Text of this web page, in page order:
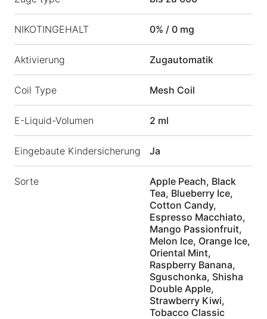
NIKOTINGEHALT 0% / 0 mg
Aktivierung Zugautomatik
Coil Type Mesh Coil
E-Liquid-Volumen 2 ml
Eingebaute Kindersicherung Ja
Sorte
Apple Peach, Black
Tea, Blueberry Ice,
Cotton Candy,
Espresso Macchiato,
Mango Passionfruit,
Melon Ice, Orange Ice,
Oriental Mint,
Raspberry Banana,
Sguschonka, Shisha
Double Apple,
Strawberry Kiwi,
Tobacco Classic